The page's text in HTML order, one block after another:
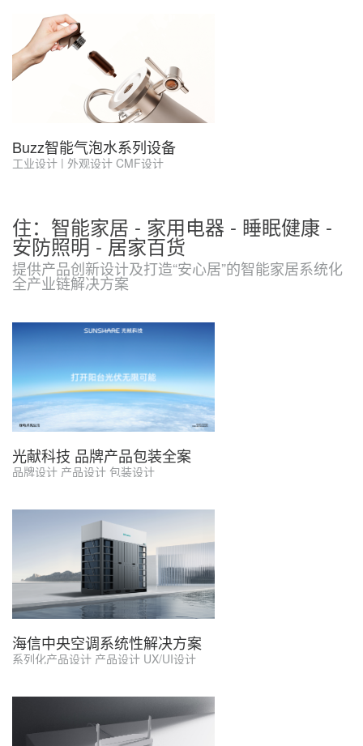
Buzz智能气泡水系列设备
工业设计 | 外观设计 CMF设计
住：智能家居 - 家用电器 - 睡眠健康 -
安防照明 - 居家百货
提供产品创新设计及打造“安心居”的智能家居系统化
全产业链解决方案
光献科技 品牌产品包装全案
品牌设计 产品设计 包装设计
海信中央空调系统性解决方案
系列化产品设计 产品设计 UX/UI设计